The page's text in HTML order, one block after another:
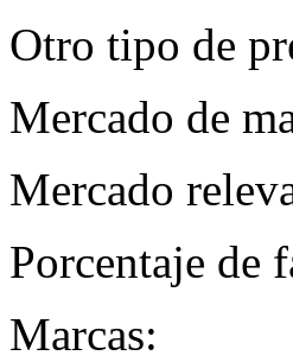
Otro tipo de
Mercado de
Mercado
Porcentaje de
Marcas: